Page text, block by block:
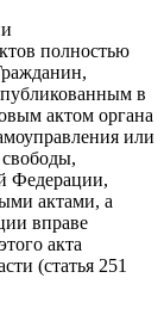
полностью
в
актом органа
или
Федерации,
актами, а
вправе
акта
(статья 251